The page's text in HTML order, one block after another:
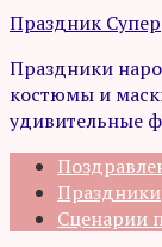
Перейти
контенту
Праздник Супер
Праздники
костюмы и
удивительные
Праздники
Сценарии